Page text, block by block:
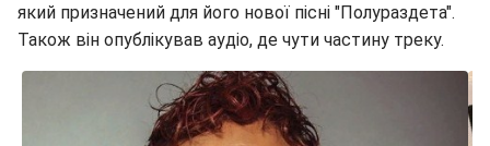
який призначений для його нової пісні "Полураздета".
Також він опублікував аудіо, де чути частину треку.